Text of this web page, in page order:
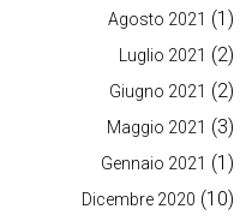
Agosto 2021 (1)
Luglio 2021 (2)
Giugno 2021 (2)
Maggio 2021 (3)
Gennaio 2021 (1)
Dicembre 2020 (10)